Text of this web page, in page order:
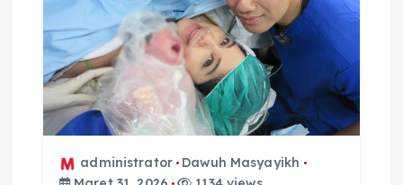
administrator
Dawuh Masyayikh